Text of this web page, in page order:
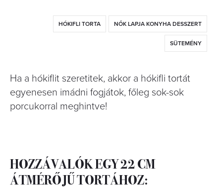
HÓKIFLI TORTA NŐK LAPJA KONYHA DESSZERT
SÜTEMÉNY
Ha a hókiflit szeretitek, akkor a hókifli tortát
egyenesen imádni fogjátok, főleg sok-sok
porcukorral meghintve!
HOZZÁVALÓK EGY 22 CM
ÁTMÉRŐJŰ TORTÁHOZ: